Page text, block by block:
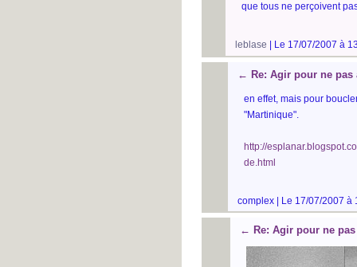
que tous ne perçoivent
leblase | Le 17/07/2007 à
← Re: Agir pour ne pas
en effet, mais pour
"Martinique".
http://
de.html
complex | Le 17/07/2007 à
← Re: Agir pour ne